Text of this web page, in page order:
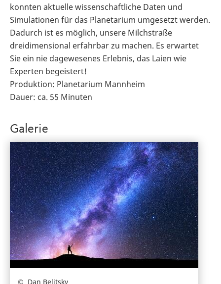
konnten aktuelle wissenschaftliche Daten und
Simulationen für das Planetarium umgesetzt werden.
Dadurch ist es möglich, unsere Milchstraße
dreidimensional erfahrbar zu machen. Es erwartet
Sie ein nie dagewesenes Erlebnis, das Laien wie
Experten begeistert!
Produktion: Planetarium Mannheim
Dauer: ca. 55 Minuten
Galerie
Dan Belitsky